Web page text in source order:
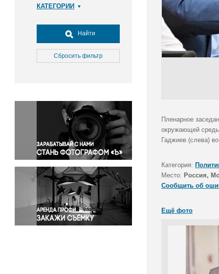
КАТЕГОРИИ
Досуг, туризм и отдых
Культура
Медицина
Окружающая среда
Политика
Правосудие
Происшествия и конфликты
Религия
Светская жизнь
Спорт
Экология
Экономика и бизнес
Найти
Сбросить фильтр
Пленарное
окружающей среды
Гаджиев (слева)
Категория:
Место: Россия,
Сообщить об
Ещё фото